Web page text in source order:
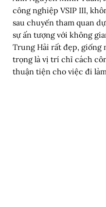
công nghiệp VSIP III,
sau chuyến tham quan
sự ấn tượng với không
Trung Hải rất đẹp, giống
trọng là vị trí chỉ cách
thuận tiện cho việc đi làm